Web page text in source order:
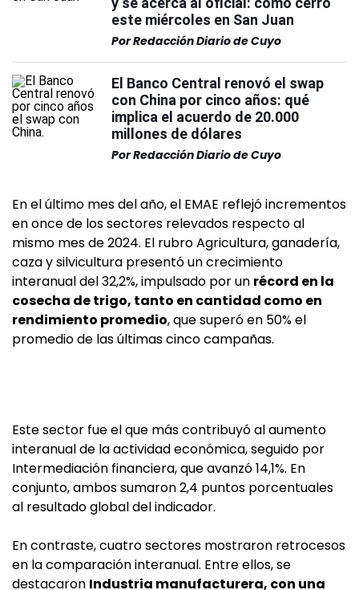
este miércoles en San Juan
PorRedacción Diario de Cuyo
El Banco Central renovó el swap
con China por cinco años: qué
implica el acuerdo de 20.000
millones de dólares
PorRedacción Diario de Cuyo
En el último mes del año, el EMAE reflejó incrementos
en once de los sectores relevados respecto al
mismo mes de 2024. El rubro Agricultura, ganadería,
caza y silvicultura presentó un crecimiento
interanual del 32,2%, impulsado por un récord en la
cosecha de trigo, tanto en cantidad como en
rendimiento promedio, que superó en 50% el
promedio de las últimas cinco campañas.
Este sector fue el que más contribuyó al aumento
interanual de la actividad económica, seguido por
Intermediación financiera, que avanzó 14,1%. En
conjunto, ambos sumaron 2,4 puntos porcentuales
al resultado global del indicador.
En contraste, cuatro sectores mostraron retrocesos
en la comparación interanual. Entre ellos, se
destacaron Industria manufacturera, con una